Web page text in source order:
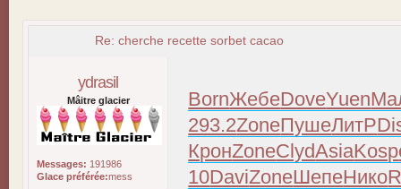
Re: cherche recette sorbet cacao
ydrasil
Mâitre glacier
Messages: 191986
Glace préférée:mess
BornЖебеDoveYuen
293.2ZoneПушеЛитР
КронZoneClydAsiaKosp
10DaviZoneШепеНико